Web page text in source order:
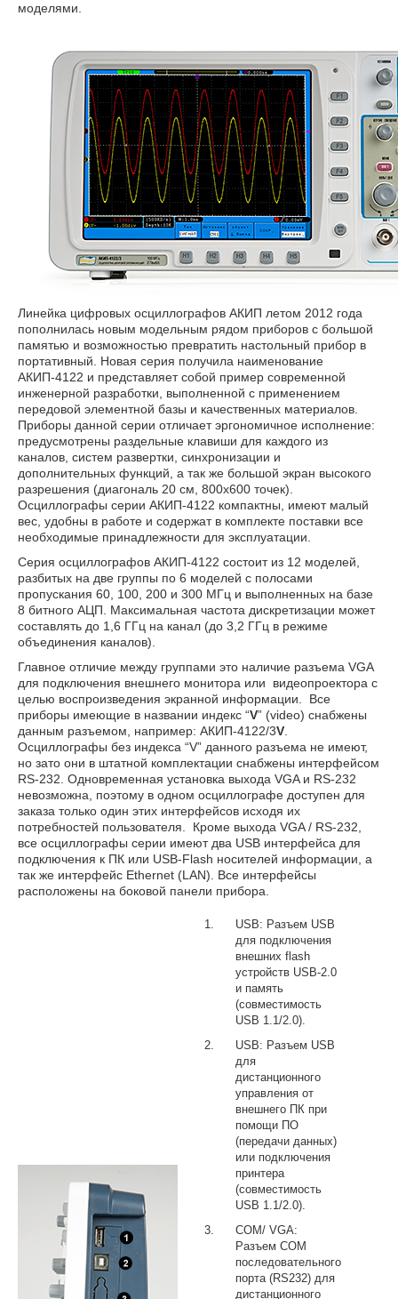
моделями.
Линейка цифровых осциллографов АКИП летом 2012 года
пополнилась новым модельным рядом приборов с большой
памятью и возможностью превратить настольный прибор в
портативный. Новая серия получила наименование
АКИП-4122 и представляет собой пример современной
инженерной разработки, выполненной с применением
передовой элементной базы и качественных материалов.
Приборы данной серии отличает эргономичное исполнение:
предусмотрены раздельные клавиши для каждого из
каналов, систем развертки, синхронизации и
дополнительных функций, а так же большой экран высокого
разрешения (диагональ 20 см, 800х600 точек).
Осциллографы серии АКИП-4122 компактны, имеют малый
вес, удобны в работе и содержат в комплекте поставки все
необходимые принадлежности для эксплуатации.
Серия осциллографов АКИП-4122 состоит из 12 моделей,
разбитых на две группы по 6 моделей с полосами
пропускания 60, 100, 200 и 300 МГц и выполненных на базе
8 битного АЦП. Максимальная частота дискретизации может
составлять до 1,6 ГГц на канал (до 3,2 ГГц в режиме
объединения каналов).
Главное отличие между группами это наличие разъема VGA
для подключения внешнего монитора или видеопроектора с
целью воспроизведения экранной информации. Все
приборы имеющие в названии индекс “V” (video) снабжены
данным разъемом, например: АКИП-4122/3V
Осциллографы без индекса “V” данного разъема не имеют,
но зато они в штатной комплектации снабжены интерфейсом
RS-232. Одновременная установка выхода VGA и RS-232
невозможна, поэтому в одном осциллографе доступен для
заказа только один этих интерфейсов исходя их
потребностей пользователя. Кроме выхода VGA / RS-232,
все осциллографы серии имеют два USB интерфейса для
подключения к ПК или USB-Flash носителей информации, а
так же интерфейс Ethernet (LAN). Все интерфейсы
расположены на боковой панели прибора.
USB: Разъем USB
для подключения
внешних flash
устройств USB-2.0
и память
(совместимость
USB 1.1/2.0).
USB: Разъем USB
для
дистанционного
управления от
внешнего ПК при
помощи ПО
(передачи данных)
или подключения
принтера
(совместимость
USB 1.1/2.0).
COM/ VGA:
Разъем COM
последовательного
порта (RS232) для
дистанционного